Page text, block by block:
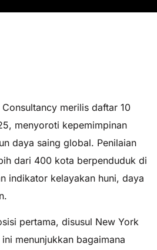
merilis daftar 10
menyoroti kepemimpinan
daya saing global. Penilaian
dari 400 kota berpenduduk di
indikator kelayakan huni, daya
pertama, disusul New York
menunjukkan bagaimana